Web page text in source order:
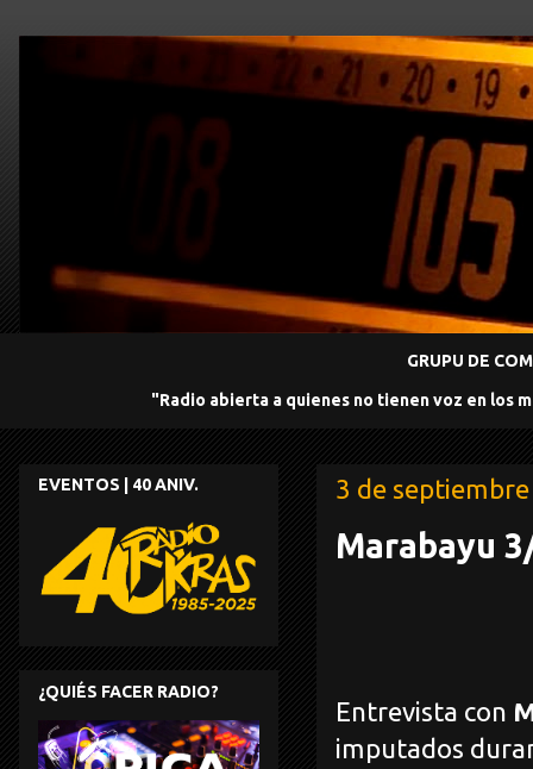
GRUPU DE
"Radio abierta a quienes no tienen voz en los
3 de
Marabayu
Entrevista con
imputados
EVENTOS | 40 ANIV.
¿QUIÉS FACER RADIO?